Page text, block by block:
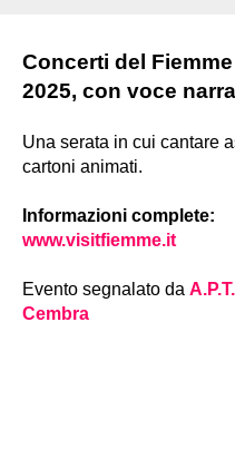
Concerti del
2025, con voce
Una serata in cui cantare
cartoni animati.
Informazioni complete:
www.visitfiemme.it
Evento segnalato da
Cembra